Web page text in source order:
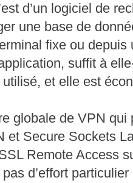
d’un logiciel de
une base de
fixe ou
suffit à
et elle est
globale de VPN qui
et Secure Sockets
Remote Access
d’effort